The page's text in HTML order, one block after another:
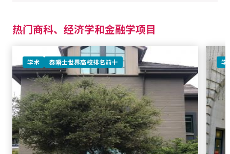
热门商科、经济学和金融学项目
学术 泰晤士世界高校排名前十 学